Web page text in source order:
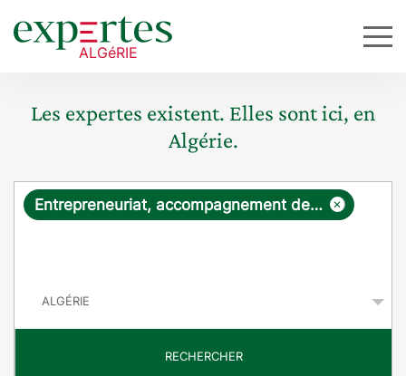
Les expertes existent. Elles sont ici, en
Algérie.
R
ê
×
Entrepreneuriat, accompagnement des starts-ups et innovation
RECHERCHER